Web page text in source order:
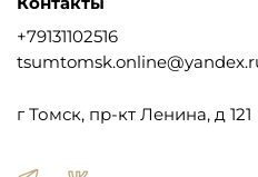
+79131102516
г Томск, пр-кт Ленина, д 121